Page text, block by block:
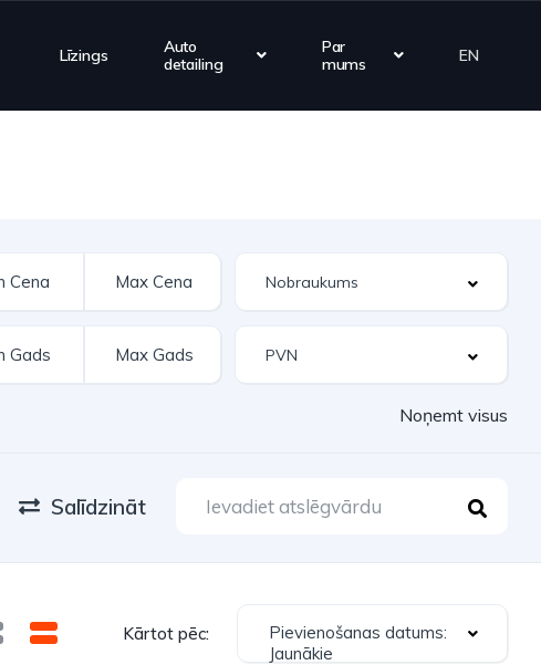
Līzings
Auto
detailing
Par
mums
EN
Noņemt visus
Salīdzināt
Kārtot pēc:
Pievienošanas datums:
Jaunākie